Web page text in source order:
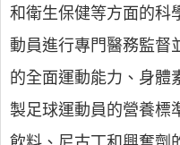
和衛生保健等方面的科
動員進行專門醫務監督
的全面運動能力、身體
製足球運動員的營養標